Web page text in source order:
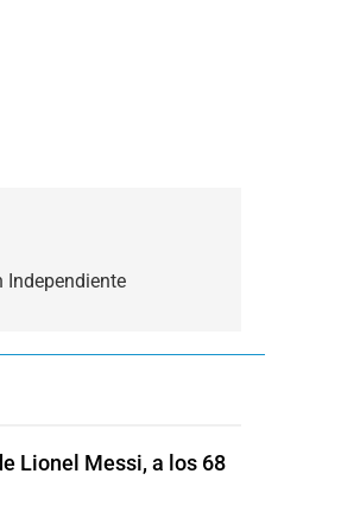
Independiente
Lionel Messi, a los 68